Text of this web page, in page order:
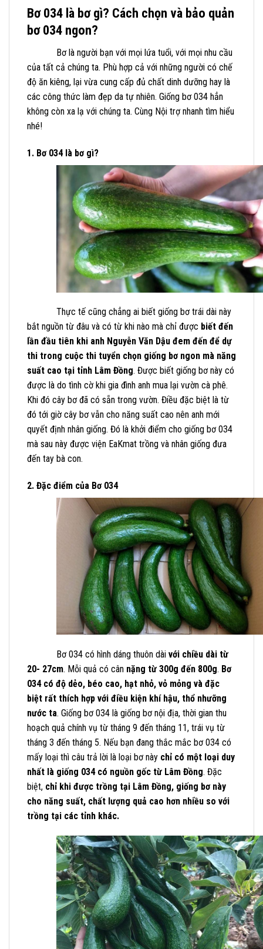
Bơ 034 là bơ gì? Cách chọn và bảo quản
bơ 034 ngon?
Bơ là người bạn với mọi lứa tuổi, với mọi nhu cầu
của tất cả chúng ta. Phù hợp cả với những người có chế
độ ăn kiêng, lại vừa cung cấp đủ chất dinh dưỡng hay là
các công thức làm đẹp da tự nhiên. Giống bơ 034 hẳn
không còn xa lạ với chúng ta. Cùng Nội trợ nhanh tìm hiểu
nhé!
1. Bơ 034 là bơ gì?
Thực tế cũng chẳng ai biết giống bơ trái dài này
bắt nguồn từ đâu và có từ khi nào mà chỉ được biết đến
lần đầu tiên khi anh Nguyễn Văn Dậu đem đến để dự
thi trong cuộc thi tuyển chọn giống bơ ngon mà năng
suất cao tại tỉnh Lâm Đồng. Được biết giống bơ này có
được là do tình cờ khi gia đình anh mua lại vườn cà phê.
Khi đó cây bơ đã có sẵn trong vườn. Điều đặc biệt là từ
đó tới giờ cây bơ vẫn cho năng suất cao nên anh mới
quyết định nhân giống. Đó là khởi điểm cho giống bơ 034
mà sau này được viện EaKmat trồng và nhân giống đưa
đến tay bà con.
2. Đặc điểm của Bơ 034
Bơ 034 có hình dáng thuôn dài với chiều dài từ
20- 27cm. Mỗi quả có cân nặng từ 300g đến 800g. Bơ
034 có độ dẻo, béo cao, hạt nhỏ, vỏ mỏng và đặc
biệt rất thích hợp với điều kiện khí hậu, thổ nhưỡng
nước ta. Giống bơ 034 là giống bơ nội địa, thời gian thu
hoạch quả chính vụ từ tháng 9 đến tháng 11, trái vụ từ
tháng 3 đến tháng 5. Nếu bạn đang thắc mắc bơ 034 có
mấy loại thì câu trả lời là loại bơ này chỉ có một loại duy
nhất là giống 034 có nguồn gốc từ Lâm Đồng. Đặc
biệt, chỉ khi được trồng tại Lâm Đồng, giống bơ này
cho năng suất, chất lượng quả cao hơn nhiều so với
trồng tại các tỉnh khác.